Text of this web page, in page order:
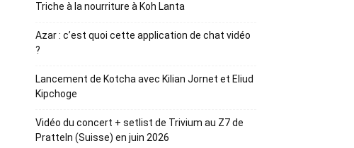
Triche à la nourriture à Koh Lanta
Azar : c’est quoi cette application de chat vidéo
?
Lancement de Kotcha avec Kilian Jornet et Eliud
Kipchoge
Vidéo du concert + setlist de Trivium au Z7 de
Pratteln (Suisse) en juin 2026